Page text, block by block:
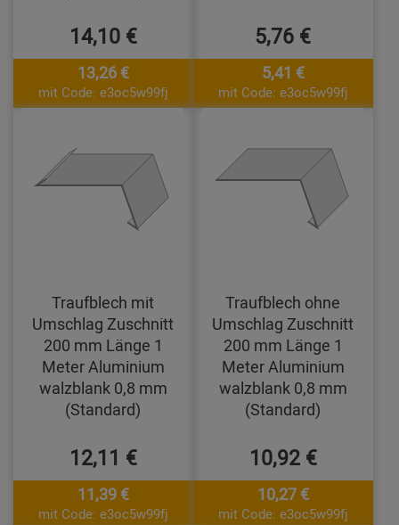
14,10 €
13,26 €
mit Code: e3oc5w99fj
5,76 €
5,41 €
mit Code: e3oc5w99fj
Traufblech mit
Umschlag Zuschnitt
200 mm Länge 1
Meter Aluminium
walzblank 0,8 mm
(Standard)
12,11 €
11,39 €
mit Code: e3oc5w99fj
Traufblech ohne
Umschlag Zuschnitt
200 mm Länge 1
Meter Aluminium
walzblank 0,8 mm
(Standard)
10,92 €
10,27 €
mit Code: e3oc5w99fj